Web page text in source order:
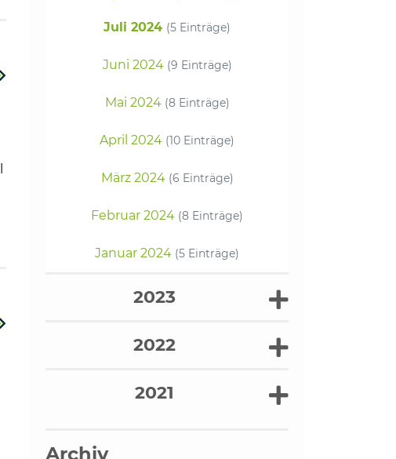
Juli 2024 (5 Einträge)
Juni 2024 (9 Einträge)
Mai 2024 (8 Einträge)
April 2024 (10 Einträge)
März 2024 (6 Einträge)
Februar 2024 (8 Einträge)
Januar 2024 (5 Einträge)
2023
2022
2021
Archiv